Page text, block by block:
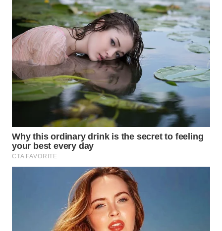
SEMARANG
WN
SOLO
BOROBUDUR
WN
SURABAYA